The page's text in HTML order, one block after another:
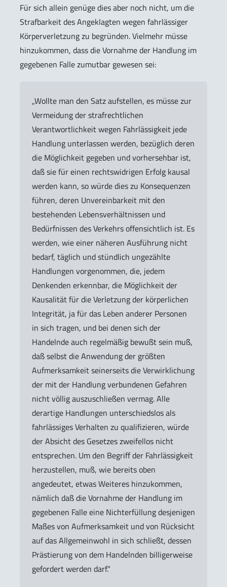
Für sich allein genüge dies aber noch nicht, um die
Strafbarkeit des Angeklagten wegen fahrlässiger
Körperverletzung zu begründen. Vielmehr müsse
hinzukommen, dass die Vornahme der Handlung im
gegebenen Falle zumutbar gewesen sei:
„Wollte man den Satz aufstellen, es müsse zur
Vermeidung der strafrechtlichen
Verantwortlichkeit wegen Fahrlässigkeit jede
Handlung unterlassen werden, bezüglich deren
die Möglichkeit gegeben und vorhersehbar ist,
daß sie für einen rechtswidrigen Erfolg kausal
werden kann, so würde dies zu Konsequenzen
führen, deren Unvereinbarkeit mit den
bestehenden Lebensverhältnissen und
Bedürfnissen des Verkehrs offensichtlich ist. Es
werden, wie einer näheren Ausführung nicht
bedarf, täglich und stündlich ungezählte
Handlungen vorgenommen, die, jedem
Denkenden erkennbar, die Möglichkeit der
Kausalität für die Verletzung der körperlichen
Integrität, ja für das Leben anderer Personen
in sich tragen, und bei denen sich der
Handelnde auch regelmäßig bewußt sein muß,
daß selbst die Anwendung der größten
Aufmerksamkeit seinerseits die Verwirklichung
der mit der Handlung verbundenen Gefahren
nicht völlig auszuschließen vermag. Alle
derartige Handlungen unterschiedslos als
fahrlässiges Verhalten zu qualifizieren, würde
der Absicht des Gesetzes zweifellos nicht
entsprechen. Um den Begriff der Fahrlässigkeit
herzustellen, muß, wie bereits oben
angedeutet, etwas Weiteres hinzukommen,
nämlich daß die Vornahme der Handlung im
gegebenen Falle eine Nichterfüllung desjenigen
Maßes von Aufmerksamkeit und von Rücksicht
auf das Allgemeinwohl in sich schließt, dessen
Prästierung von dem Handelnden billigerweise
gefordert werden darf.“